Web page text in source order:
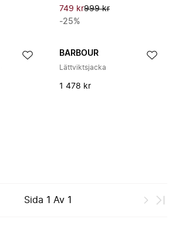
749 kr999 kr
-25%
BARBOUR
Lättviktsjacka
1 478 kr
Sida 1 Av 1